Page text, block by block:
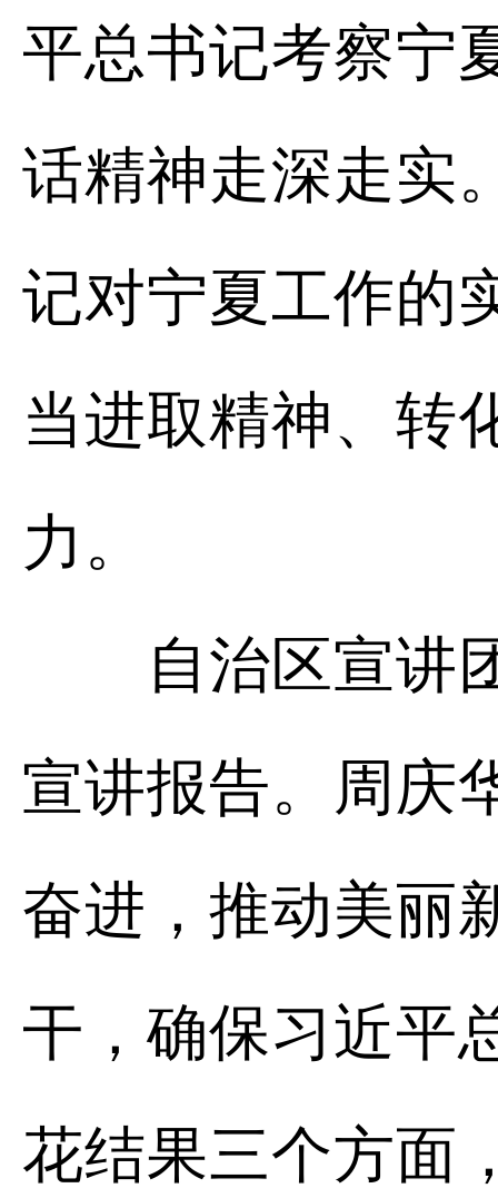
平总书记考察宁
话精神走深走实
记对宁夏工作的
当进取精神、转
力。
自治区宣讲团
宣讲报告。周庆
奋进，推动美丽
干，确保习近平
花结果三个方面